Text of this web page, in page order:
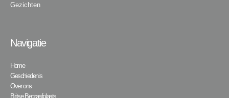
Gezichten
Navigatie
Home
Geschiedenis
Over ons
Britse Begraafplaats